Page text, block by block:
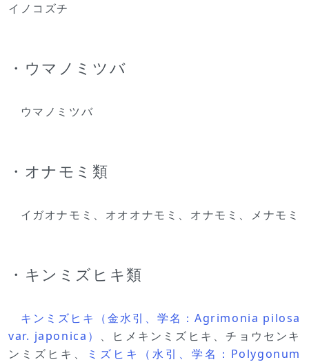
イノコズチ
・ウマノミツバ
ウマノミツバ
・オナモミ類
イガオナモミ、オオオナモミ、オナモミ、メナモミ
・キンミズヒキ類
キンミズヒキ（金水引、学名：Agrimonia pilosa
var. japonica） 、ヒメキンミズヒキ、チョウセンキ
ンミズヒキ、
ミズヒキ（水引、学名：Polygonum